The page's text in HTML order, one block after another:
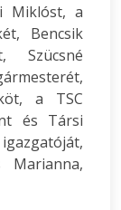
Miklóst, a
Bencsik
Szücsné
a TSC
és Társi